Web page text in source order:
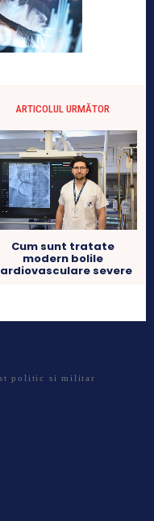
ARTICOLUL URMĂTOR
Cum sunt tratate
modern bolile
severe
politic si militar